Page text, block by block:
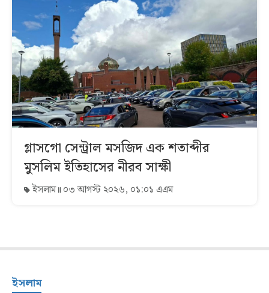
গ্লাসগো সেন্ট্রাল মসজিদ এক শতাব্দীর
মুসলিম ইতিহাসের নীরব সাক্ষী
ইসলাম ০৩ আগস্ট ২০২৬, ০১:০১ এএম
ইসলাম